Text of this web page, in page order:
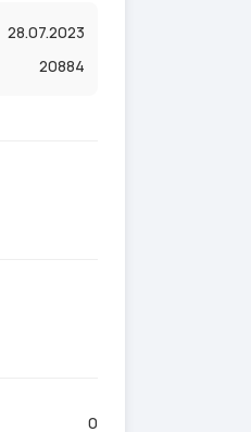
28.07.2023
20884
0